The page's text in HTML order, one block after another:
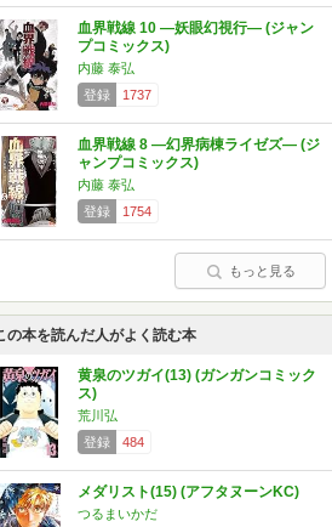
血界戦線 10 ―妖眼幻視行― (ジャン
プコミックス)
内藤 泰弘
登録
1737
血界戦線 8 ―幻界病棟ライゼズ― (ジ
ャンプコミックス)
内藤 泰弘
登録
1754
もっと見る
の本を読んだ人がよく読む本
黄泉のツガイ(13) (ガンガンコミック
ス)
荒川弘
登録
484
メダリスト(15) (アフタヌーンKC)
つるまいかだ